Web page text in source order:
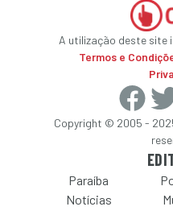
A utilização deste site
Termos e
Copyright © 2005 -
Paraíba
Notícias